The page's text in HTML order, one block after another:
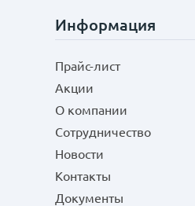
Информация
Прайс-лист
Акции
О компании
Сотрудничество
Новости
Контакты
Документы